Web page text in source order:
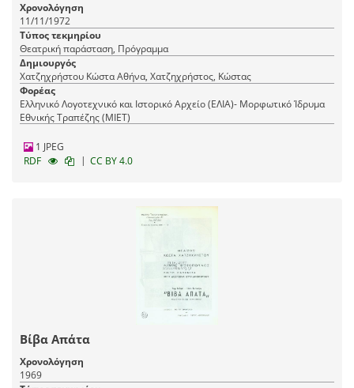
Χρονολόγηση
11/11/1972
Τύπος τεκμηρίου
Θεατρική παράσταση, Πρόγραμμα
Δημιουργός
Χατζηχρήστου Κώστα Αθήνα, Χατζηχρήστος, Κώστας
Φορέας
Ελληνικό Λογοτεχνικό και Ιστορικό Αρχείο (ΕΛΙΑ)- Μορφωτικό Ίδρυμα
Εθνικής Τραπέζης (ΜΙΕΤ)
1 JPEG
RDF
| CC BY 4.0
Βίβα Απάτα
Χρονολόγηση
1969